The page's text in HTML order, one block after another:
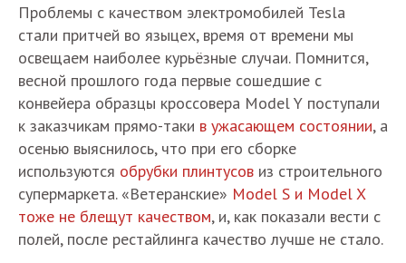
Проблемы с качеством электромобилей Tesla
стали притчей во языцех, время от времени мы
освещаем наиболее курьёзные случаи. Помнится,
весной прошлого года первые сошедшие с
конвейера образцы кроссовера Model Y поступали
к заказчикам прямо-таки в ужасающем состоянии, а
осенью выяснилось, что при его сборке
используются обрубки плинтусов из строительного
супермаркета. «Ветеранские» Model S и Model X
тоже не блещут качеством, и, как показали вести с
полей, после рестайлинга качество лучше не стало.